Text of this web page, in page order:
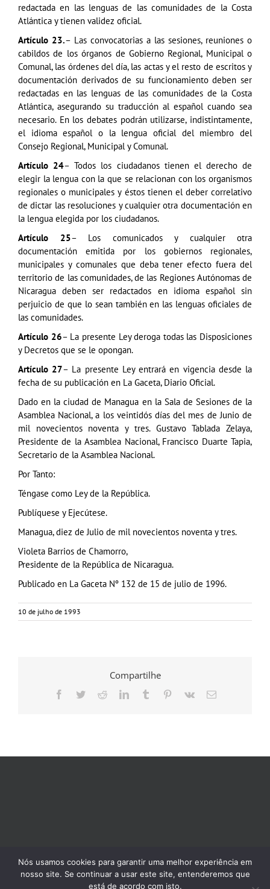
redactada en las lenguas de las comunidades de la Costa
Atlántica y tienen validez oficial.
Artículo 23.– Las convocatorias a las sesiones, reuniones o
cabildos de los órganos de Gobierno Regional, Municipal o
Comunal, las órdenes del día, las actas y el resto de escritos y
documentación derivados de su funcionamiento deben ser
redactadas en las lenguas de las comunidades de la Costa
Atlántica, asegurando su traducción al español cuando sea
necesario. En los debates podrán utilizarse, indistintamente,
el idioma español o la lengua oficial del miembro del
Consejo Regional, Municipal y Comunal.
Artículo 24– Todos los ciudadanos tienen el derecho de
elegir la lengua con la que se relacionan con los organismos
regionales o municipales y éstos tienen el deber correlativo
de dictar las resoluciones y cualquier otra documentación en
la lengua elegida por los ciudadanos.
Artículo 25– Los comunicados y cualquier otra
documentación emitida por los gobiernos regionales,
municipales y comunales que deba tener efecto fuera del
territorio de las comunidades, de las Regiones Autónomas de
Nicaragua deben ser redactados en idioma español sin
perjuicio de que lo sean también en las lenguas oficiales de
las comunidades.
Artículo 26– La presente Ley deroga todas las Disposiciones
y Decretos que se le opongan.
Artículo 27– La presente Ley entrará en vigencia desde la
fecha de su publicación en La Gaceta, Diario Oficial.
Dado en la ciudad de Managua en la Sala de Sesiones de la
Asamblea Nacional, a los veintidós días del mes de Junio de
mil novecientos noventa y tres. Gustavo Tablada Zelaya,
Presidente de la Asamblea Nacional, Francisco Duarte Tapia,
Secretario de la Asamblea Nacional.
Por Tanto:
Téngase como Ley de la República.
Publíquese y Ejecútese.
Managua, diez de Julio de mil novecientos noventa y tres.
Violeta Barrios de Chamorro,
Presidente de la República de Nicaragua.
Publicado en La Gaceta Nº 132 de 15 de julio de 1996.
10 de julho de 1993
Compartilhe
Facebook
TwitterRedditLinkedInTumblr Pinterest
Vk
E-
Nós usamos cookies para garantir uma melhor experiência em
nosso site. Se continuar a usar este site, entenderemos que
está de acordo com isto.